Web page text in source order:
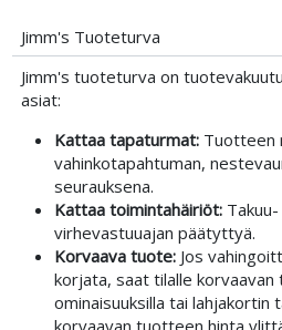
Jimm's Tuoteturva
Jimm's tuoteturva on
asiat:
Kattaa tapaturmat:Tuotteen
vahinkotapahtuman,
seurauksena.
Kattaa toimintahäiriöt:Takuu-
virhevastuuajan päätyttyä.
Korvaava tuote:Jos
korjata, saat tilalle
ominaisuuksilla tai lahjakortin
korvaavan tuotteen hinta